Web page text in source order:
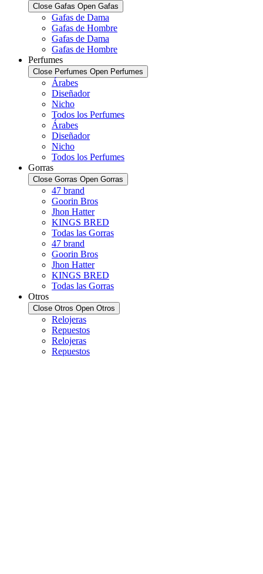
Close Gafas Open Gafas
Gafas de Dama
Gafas de Hombre
Gafas de Dama
Gafas de Hombre
Perfumes
Close Perfumes Open Perfumes
Árabes
Diseñador
Nicho
Todos los Perfumes
Árabes
Diseñador
Nicho
Todos los Perfumes
Gorras
Close Gorras Open Gorras
47 brand
Goorin Bros
Jhon Hatter
KINGS BRED
Todas las Gorras
47 brand
Goorin Bros
Jhon Hatter
KINGS BRED
Todas las Gorras
Otros
Close Otros Open Otros
Relojeras
Repuestos
Relojeras
Repuestos